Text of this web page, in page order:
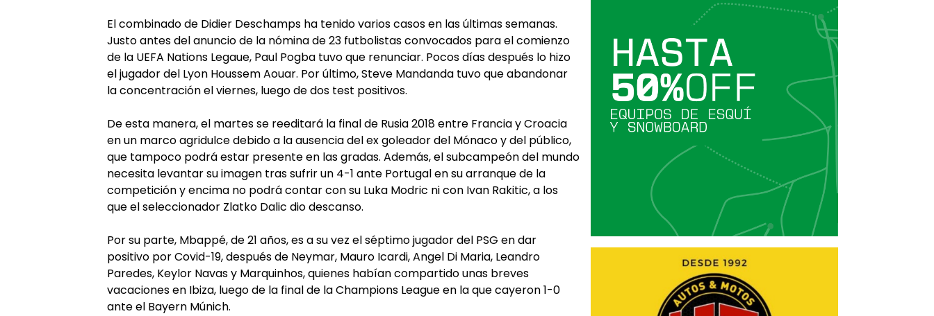
El combinado de Didier Deschamps ha tenido varios casos en las últimas semanas.
Justo antes del anuncio de la nómina de 23 futbolistas convocados para el comienzo
de la UEFA Nations Legaue, Paul Pogba tuvo que renunciar. Pocos días después lo hizo
el jugador del Lyon Houssem Aouar. Por último, Steve Mandanda tuvo que abandonar
la concentración el viernes, luego de dos test positivos.
De esta manera, el martes se reeditará la final de Rusia 2018 entre Francia y Croacia
en un marco agridulce debido a la ausencia del ex goleador del Mónaco y del público,
que tampoco podrá estar presente en las gradas. Además, el subcampeón del mundo
necesita levantar su imagen tras sufrir un 4-1 ante Portugal en su arranque de la
competición y encima no podrá contar con su Luka Modric ni con Ivan Rakitic, a los
que el seleccionador Zlatko Dalic dio descanso.
Por su parte, Mbappé, de 21 años, es a su vez el séptimo jugador del PSG en dar
positivo por Covid-19, después de Neymar, Mauro Icardi, Angel Di Maria, Leandro
Paredes, Keylor Navas y Marquinhos, quienes habían compartido unas breves
vacaciones en Ibiza, luego de la final de la Champions League en la que cayeron 1-0
ante el Bayern Múnich.